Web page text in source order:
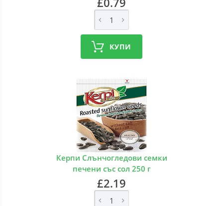
КУПИ
Керпи Слънчогледови семки
печени със сол 250 г
£2.19